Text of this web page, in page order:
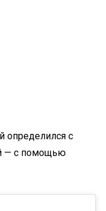
определился с
— с помощью